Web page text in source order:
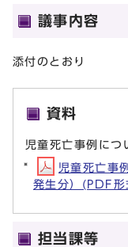
議事内容
添付のとおり
資料
児童死亡事例につ
児童死亡事
発生分）(PDF
担当課等